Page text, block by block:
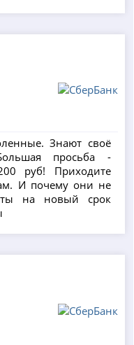
Знают своё
просьба -
руб! Приходите
И почему они не
на новый срок